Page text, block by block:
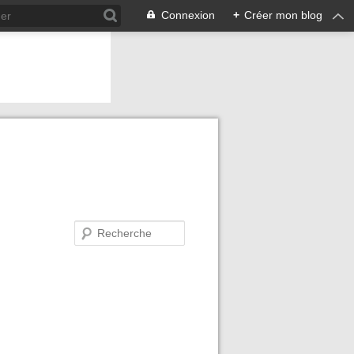
Connexion + Créer mon blog